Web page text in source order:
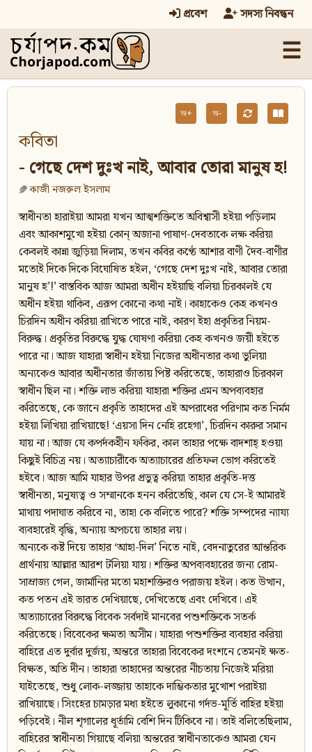
প্রবেশ সদস্য নিবন্ধন
☰
অ+ অ-
কবিতা
- গেছে দেশ দুঃখ নাই, আবার তোরা মানুষ হ!
কাজী নজরুল ইসলাম
স্বাধীনতা হারাইয়া আমরা যখন আত্মশক্তিতে অবিশ্বাসী হইয়া পড়িলাম
এবং আকাশমুখো হইয়া কোন্ অজানা পাষাণ-দেবতাকে লক্ষ করিয়া
কেবলই কান্না জুড়িয়া দিলাম, তখন কবির কণ্ঠে আশার বাণী দৈব-বাণীর
মতোই দিকে দিকে বিঘোষিত হইল, ‘গেছে দেশ দুঃখ নাই, আবার তোরা
মানুষ হ’!’ বাস্তবিক আজ আমরা অধীন হইয়াছি বলিয়া চিরকালই যে
অধীন হইয়া থাকিব, এরূপ কোনো কথা নাই। কাহাকেও কেহ কখনও
চিরদিন অধীন করিয়া রাখিতে পারে নাই, কারণ ইহা প্রকৃতির নিয়ম-
বিরুদ্ধ। প্রকৃতির বিরুদ্ধে যুদ্ধ ঘোষণা করিয়া কেহ কখনও জয়ী হইতে
পারে না। আজ যাহারা স্বাধীন হইয়া নিজের অধীনতার কথা ভুলিয়া
অন্যকেও আবার অধীনতার জাঁতায় পিষ্ট করিতেছে, তাহারাও চিরকাল
স্বাধীন ছিল না। শক্তি লাভ করিয়া যাহারা শক্তির এমন অপব্যবহার
করিতেছে, কে জানে প্রকৃতি তাহাদের এই অপরাধের পরিণাম কত নির্মম
হইয়া লিখিয়া রাখিয়াছে! ‘এয়সা দিন নেহি রহেগা’, চিরদিন কারুর সমান
যায় না। আজ যে কপর্দকহীন ফকির, কাল তাহার পক্ষে বাদশাহ্ হওয়া
কিছুই বিচিত্র নয়। অত্যাচারীকে অত্যাচারের প্রতিফল ভোগ করিতেই
হইবে। আজ আমি যাহার উপর প্রভুত্ব করিয়া তাহার প্রকৃতি-দত্ত
স্বাধীনতা, মনুষ্যত্ব ও সম্মানকে হনন করিতেছি, কাল যে সে-ই আমারই
মাথায় পদাঘাত করিবে না, তাহা কে বলিতে পারে? শক্তি সম্পদের ন্যায্য
ব্যবহারেই বৃদ্ধি, অন্যায় অপচয়ে তাহার লয়।
অন্যকে কষ্ট দিয়ে তাহার ‘আহা-দিল’ নিতে নাই, বেদনাতুরের আন্তরিক
প্রার্থনায় আল্লার আরশ টলিয়া যায়। শক্তির অপব্যবহারের জন্য রোম-
সাম্রাজ্য গেল, জার্মানির মতো মহাশক্তিরও পরাজয় হইল। কত উত্থান,
কত পতন এই ভারত দেখিয়াছে, দেখিতেছে এবং দেখিবে। এই
অত্যাচারের বিরুদ্ধে বিবেক সর্বদাই মানবের পশুশক্তিকে সতর্ক
করিতেছে। বিবেকের ক্ষমতা অসীম। যাহারা পশুশক্তির ব্যবহার করিয়া
বাহিরে এত দুর্বার দুর্জয়, অন্তরে তাহারা বিবেকের দংশনে তেমনই ক্ষত-
বিক্ষত, অতি দীন। তাহারা তাহাদের অন্তরের নীচতায় নিজেই মরিয়া
যাইতেছে, শুধু লোক-লজ্জায় তাহাকে দাম্ভিকতার মুখোশ পরাইয়া
রাখিয়াছে। সিংহের চামড়ার মধ্য হইতে লুকানো গর্দভ-মূর্তি বাহির হইয়া
পড়িবেই। নীল শৃগালের ধূর্তামি বেশি দিন টিকিবে না। তাই বলিতেছিলাম,
বাহিরের স্বাধীনতা গিয়াছে বলিয়া অন্তরের স্বাধীনতাকেও আমরা যেন